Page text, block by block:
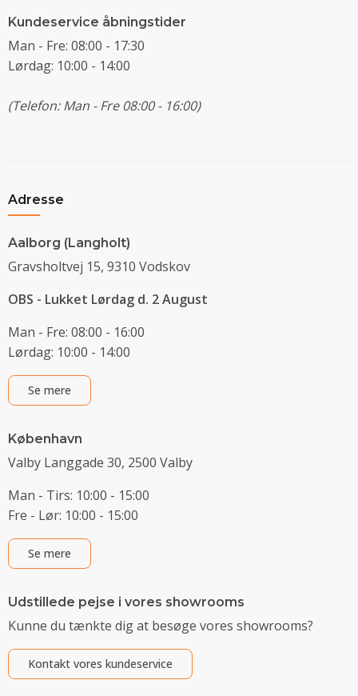
Kundeservice åbningstider
Man - Fre: 08:00 - 17:30
Lørdag: 10:00 - 14:00
(Telefon: Man - Fre 08:00 - 16:00)
Adresse
Aalborg (Langholt)
Gravsholtvej 15, 9310 Vodskov
OBS - Lukket Lørdag d. 2 August
Man - Fre: 08:00 - 16:00
Lørdag: 10:00 - 14:00
Se mere
København
Valby Langgade 30, 2500 Valby
Man - Tirs: 10:00 - 15:00
Fre - Lør: 10:00 - 15:00
Se mere
Udstillede pejse i vores showrooms
Kunne du tænkte dig at besøge vores showrooms?
Kontakt vores kundeservice